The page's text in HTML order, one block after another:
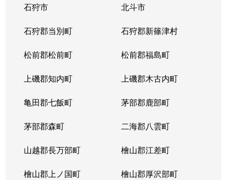
石狩市 北斗市
石狩郡当別町 石狩郡新篠津村
松前郡松前町 松前郡福島町
上磯郡知内町 上磯郡木古内町
亀田郡七飯町 茅部郡鹿部町
茅部郡森町 二海郡八雲町
山越郡長万部町 檜山郡江差町
檜山郡上ノ国町 檜山郡厚沢部町